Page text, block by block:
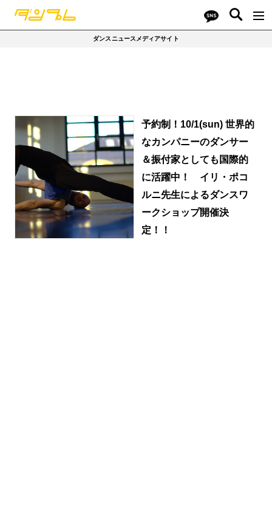
ダンスニュースメディアサイト
予約制！10/1(sun) 世界的
なカンパニーのダンサー
＆振付家としても国際的
に活躍中！ イリ・ポコ
ルニ先生によるダンスワ
ークショップ開催決
定！！